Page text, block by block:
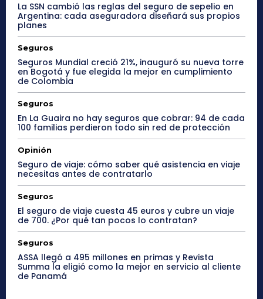
La SSN cambió las reglas del seguro de sepelio en
Argentina: cada aseguradora diseñará sus propios
planes
Seguros
Seguros Mundial creció 21%, inauguró su nueva torre
en Bogotá y fue elegida la mejor en cumplimiento
de Colombia
Seguros
En La Guaira no hay seguros que cobrar: 94 de cada
100 familias perdieron todo sin red de protección
Opinión
Seguro de viaje: cómo saber qué asistencia en viaje
necesitas antes de contratarlo
Seguros
El seguro de viaje cuesta 45 euros y cubre un viaje
de 700. ¿Por qué tan pocos lo contratan?
Seguros
ASSA llegó a 495 millones en primas y Revista
Summa la eligió como la mejor en servicio al cliente
de Panamá